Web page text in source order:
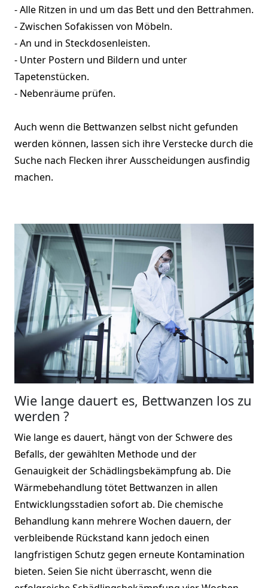
- Alle Ritzen in und um das Bett und den Bettrahmen.
- Zwischen Sofakissen von Möbeln.
- An und in Steckdosenleisten.
- Unter Postern und Bildern und unter
Tapetenstücken.
- Nebenräume prüfen.
Auch wenn die Bettwanzen selbst nicht gefunden
werden können, lassen sich ihre Verstecke durch die
Suche nach Flecken ihrer Ausscheidungen ausfindig
machen.
Wie lange dauert es, Bettwanzen los zu
werden ?
Wie lange es dauert, hängt von der Schwere des
Befalls, der gewählten Methode und der
Genauigkeit der Schädlingsbekämpfung ab. Die
Wärmebehandlung tötet Bettwanzen in allen
Entwicklungsstadien sofort ab. Die chemische
Behandlung kann mehrere Wochen dauern, der
verbleibende Rückstand kann jedoch einen
langfristigen Schutz gegen erneute Kontamination
bieten. Seien Sie nicht überrascht, wenn die